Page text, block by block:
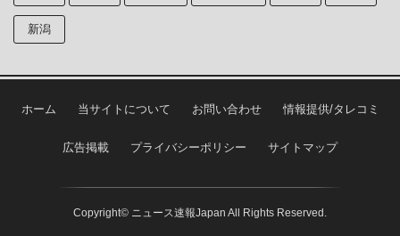
新潟
ホーム 当サイトについて お問い合わせ 情報提供/タレコミ
広告掲載 プライバシーポリシー サイトマップ
Copyright© ニュース速報Japan All Rights Reserved.